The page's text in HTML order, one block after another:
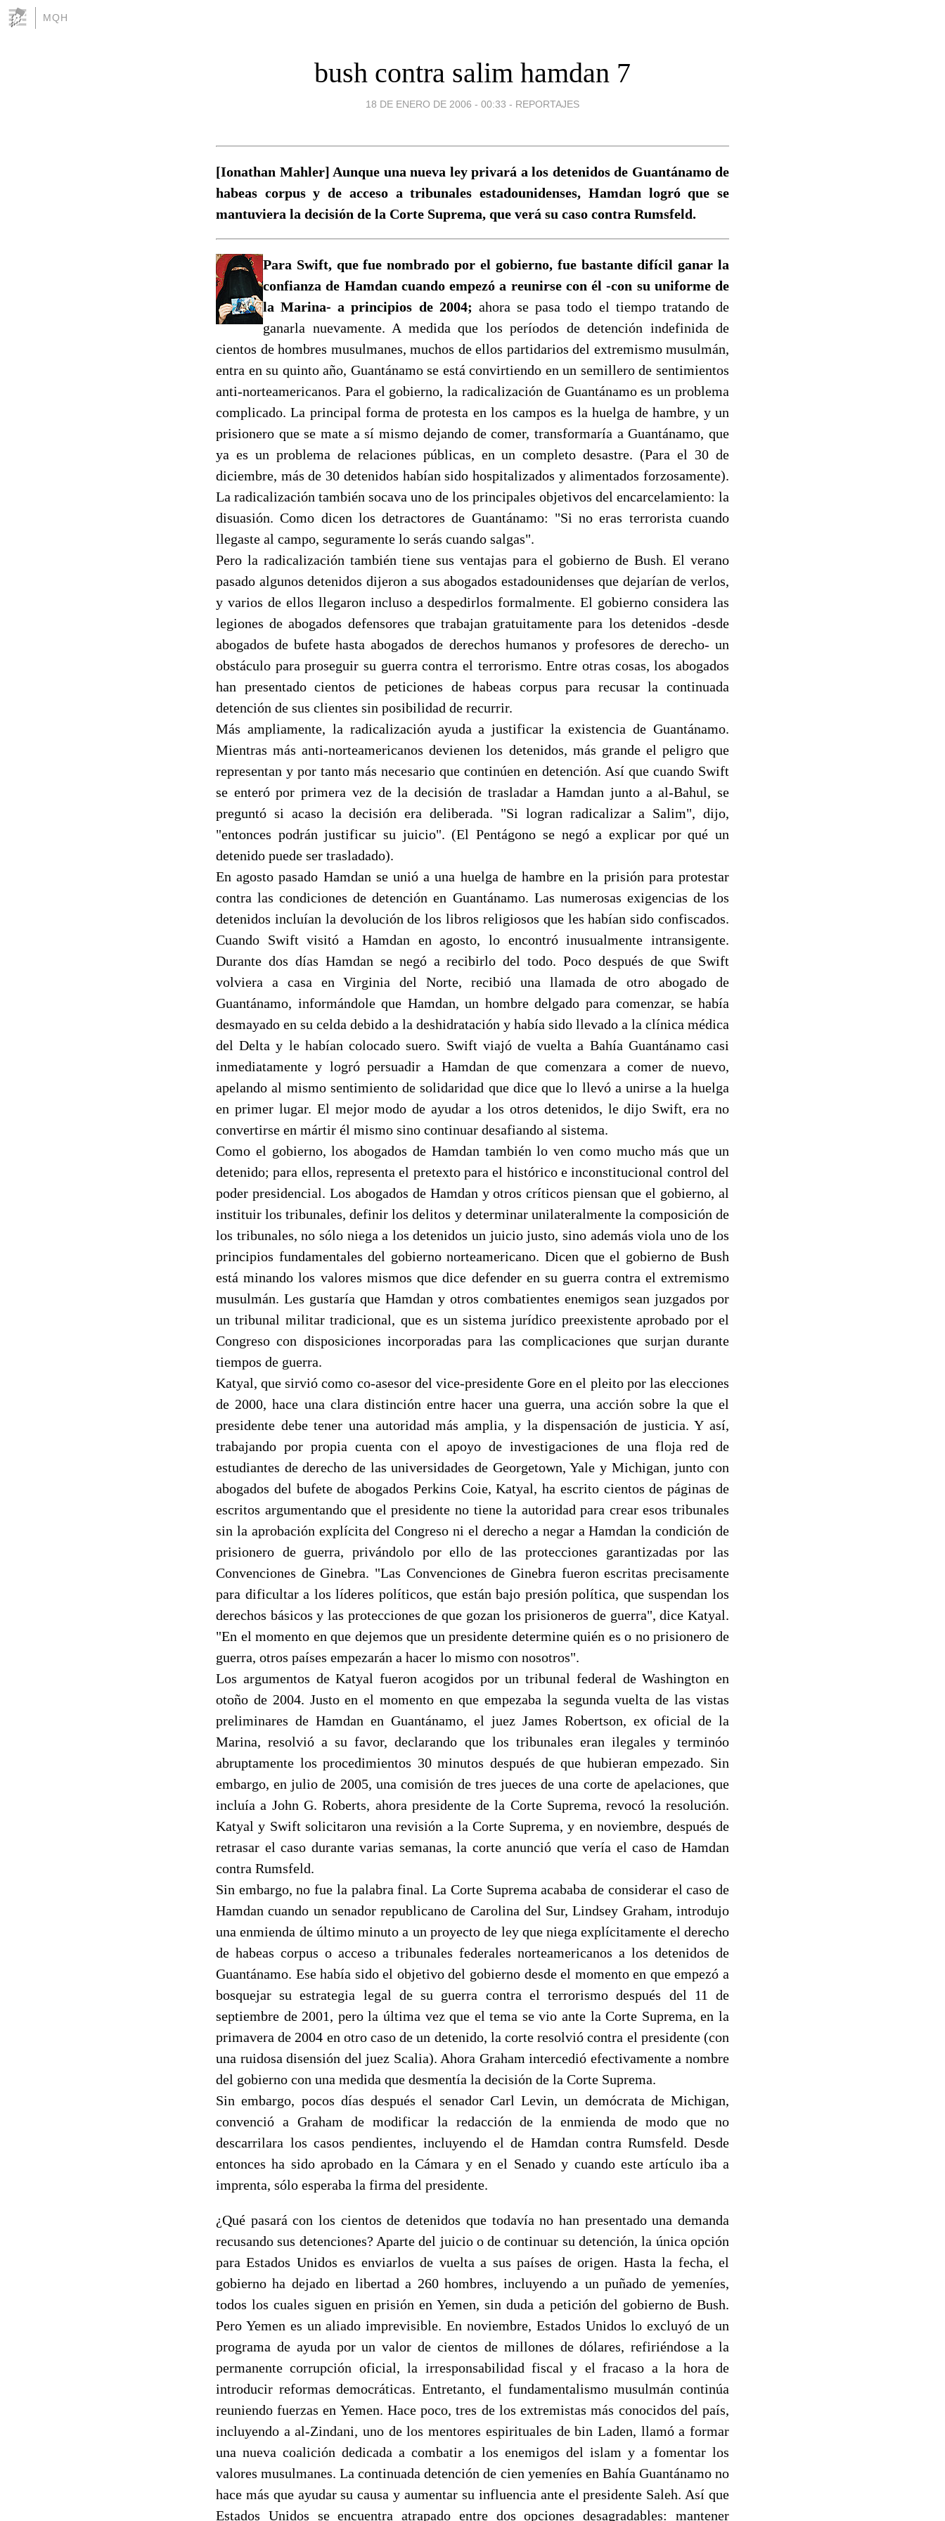
MQH
bush contra salim hamdan 7
18 DE ENERO DE 2006 - 00:33 - REPORTAJES
[Ionathan Mahler] Aunque una nueva ley privará a los detenidos de Guantánamo de
habeas corpus y de acceso a tribunales estadounidenses, Hamdan logró que se
mantuviera la decisión de la Corte Suprema, que verá su caso contra Rumsfeld.
Para Swift, que fue nombrado por el gobierno, fue bastante difícil ganar la
confianza de Hamdan cuando empezó a reunirse con él -con su uniforme de
la Marina- a principios de 2004; ahora se pasa todo el tiempo tratando de
ganarla nuevamente. A medida que los períodos de detención indefinida de
cientos de hombres musulmanes, muchos de ellos partidarios del extremismo musulmán,
entra en su quinto año, Guantánamo se está convirtiendo en un semillero de sentimientos
anti-norteamericanos. Para el gobierno, la radicalización de Guantánamo es un problema
complicado. La principal forma de protesta en los campos es la huelga de hambre, y un
prisionero que se mate a sí mismo dejando de comer, transformaría a Guantánamo, que
ya es un problema de relaciones públicas, en un completo desastre. (Para el 30 de
diciembre, más de 30 detenidos habían sido hospitalizados y alimentados forzosamente).
La radicalización también socava uno de los principales objetivos del encarcelamiento: la
disuasión. Como dicen los detractores de Guantánamo: "Si no eras terrorista cuando
llegaste al campo, seguramente lo serás cuando salgas".
Pero la radicalización también tiene sus ventajas para el gobierno de Bush. El verano
pasado algunos detenidos dijeron a sus abogados estadounidenses que dejarían de verlos,
y varios de ellos llegaron incluso a despedirlos formalmente. El gobierno considera las
legiones de abogados defensores que trabajan gratuitamente para los detenidos -desde
abogados de bufete hasta abogados de derechos humanos y profesores de derecho- un
obstáculo para proseguir su guerra contra el terrorismo. Entre otras cosas, los abogados
han presentado cientos de peticiones de habeas corpus para recusar la continuada
detención de sus clientes sin posibilidad de recurrir.
Más ampliamente, la radicalización ayuda a justificar la existencia de Guantánamo.
Mientras más anti-norteamericanos devienen los detenidos, más grande el peligro que
representan y por tanto más necesario que continúen en detención. Así que cuando Swift
se enteró por primera vez de la decisión de trasladar a Hamdan junto a al-Bahul, se
preguntó si acaso la decisión era deliberada. "Si logran radicalizar a Salim", dijo,
"entonces podrán justificar su juicio". (El Pentágono se negó a explicar por qué un
detenido puede ser trasladado).
En agosto pasado Hamdan se unió a una huelga de hambre en la prisión para protestar
contra las condiciones de detención en Guantánamo. Las numerosas exigencias de los
detenidos incluían la devolución de los libros religiosos que les habían sido confiscados.
Cuando Swift visitó a Hamdan en agosto, lo encontró inusualmente intransigente.
Durante dos días Hamdan se negó a recibirlo del todo. Poco después de que Swift
volviera a casa en Virginia del Norte, recibió una llamada de otro abogado de
Guantánamo, informándole que Hamdan, un hombre delgado para comenzar, se había
desmayado en su celda debido a la deshidratación y había sido llevado a la clínica médica
del Delta y le habían colocado suero. Swift viajó de vuelta a Bahía Guantánamo casi
inmediatamente y logró persuadir a Hamdan de que comenzara a comer de nuevo,
apelando al mismo sentimiento de solidaridad que dice que lo llevó a unirse a la huelga
en primer lugar. El mejor modo de ayudar a los otros detenidos, le dijo Swift, era no
convertirse en mártir él mismo sino continuar desafiando al sistema.
Como el gobierno, los abogados de Hamdan también lo ven como mucho más que un
detenido; para ellos, representa el pretexto para el histórico e inconstitucional control del
poder presidencial. Los abogados de Hamdan y otros críticos piensan que el gobierno, al
instituir los tribunales, definir los delitos y determinar unilateralmente la composición de
los tribunales, no sólo niega a los detenidos un juicio justo, sino además viola uno de los
principios fundamentales del gobierno norteamericano. Dicen que el gobierno de Bush
está minando los valores mismos que dice defender en su guerra contra el extremismo
musulmán. Les gustaría que Hamdan y otros combatientes enemigos sean juzgados por
un tribunal militar tradicional, que es un sistema jurídico preexistente aprobado por el
Congreso con disposiciones incorporadas para las complicaciones que surjan durante
tiempos de guerra.
Katyal, que sirvió como co-asesor del vice-presidente Gore en el pleito por las elecciones
de 2000, hace una clara distinción entre hacer una guerra, una acción sobre la que el
presidente debe tener una autoridad más amplia, y la dispensación de justicia. Y así,
trabajando por propia cuenta con el apoyo de investigaciones de una floja red de
estudiantes de derecho de las universidades de Georgetown, Yale y Michigan, junto con
abogados del bufete de abogados Perkins Coie, Katyal, ha escrito cientos de páginas de
escritos argumentando que el presidente no tiene la autoridad para crear esos tribunales
sin la aprobación explícita del Congreso ni el derecho a negar a Hamdan la condición de
prisionero de guerra, privándolo por ello de las protecciones garantizadas por las
Convenciones de Ginebra. "Las Convenciones de Ginebra fueron escritas precisamente
para dificultar a los líderes políticos, que están bajo presión política, que suspendan los
derechos básicos y las protecciones de que gozan los prisioneros de guerra", dice Katyal.
"En el momento en que dejemos que un presidente determine quién es o no prisionero de
guerra, otros países empezarán a hacer lo mismo con nosotros".
Los argumentos de Katyal fueron acogidos por un tribunal federal de Washington en
otoño de 2004. Justo en el momento en que empezaba la segunda vuelta de las vistas
preliminares de Hamdan en Guantánamo, el juez James Robertson, ex oficial de la
Marina, resolvió a su favor, declarando que los tribunales eran ilegales y terminóo
abruptamente los procedimientos 30 minutos después de que hubieran empezado. Sin
embargo, en julio de 2005, una comisión de tres jueces de una corte de apelaciones, que
incluía a John G. Roberts, ahora presidente de la Corte Suprema, revocó la resolución.
Katyal y Swift solicitaron una revisión a la Corte Suprema, y en noviembre, después de
retrasar el caso durante varias semanas, la corte anunció que vería el caso de Hamdan
contra Rumsfeld.
Sin embargo, no fue la palabra final. La Corte Suprema acababa de considerar el caso de
Hamdan cuando un senador republicano de Carolina del Sur, Lindsey Graham, introdujo
una enmienda de último minuto a un proyecto de ley que niega explícitamente el derecho
de habeas corpus o acceso a tribunales federales norteamericanos a los detenidos de
Guantánamo. Ese había sido el objetivo del gobierno desde el momento en que empezó a
bosquejar su estrategia legal de su guerra contra el terrorismo después del 11 de
septiembre de 2001, pero la última vez que el tema se vio ante la Corte Suprema, en la
primavera de 2004 en otro caso de un detenido, la corte resolvió contra el presidente (con
una ruidosa disensión del juez Scalia). Ahora Graham intercedió efectivamente a nombre
del gobierno con una medida que desmentía la decisión de la Corte Suprema.
Sin embargo, pocos días después el senador Carl Levin, un demócrata de Michigan,
convenció a Graham de modificar la redacción de la enmienda de modo que no
descarrilara los casos pendientes, incluyendo el de Hamdan contra Rumsfeld. Desde
entonces ha sido aprobado en la Cámara y en el Senado y cuando este artículo iba a
imprenta, sólo esperaba la firma del presidente.
¿Qué pasará con los cientos de detenidos que todavía no han presentado una demanda
recusando sus detenciones? Aparte del juicio o de continuar su detención, la única opción
para Estados Unidos es enviarlos de vuelta a sus países de origen. Hasta la fecha, el
gobierno ha dejado en libertad a 260 hombres, incluyendo a un puñado de yemeníes,
todos los cuales siguen en prisión en Yemen, sin duda a petición del gobierno de Bush.
Pero Yemen es un aliado imprevisible. En noviembre, Estados Unidos lo excluyó de un
programa de ayuda por un valor de cientos de millones de dólares, refiriéndose a la
permanente corrupción oficial, la irresponsabilidad fiscal y el fracaso a la hora de
introducir reformas democráticas. Entretanto, el fundamentalismo musulmán continúa
reuniendo fuerzas en Yemen. Hace poco, tres de los extremistas más conocidos del país,
incluyendo a al-Zindani, uno de los mentores espirituales de bin Laden, llamó a formar
una nueva coalición dedicada a combatir a los enemigos del islam y a fomentar los
valores musulmanes. La continuada detención de cien yemeníes en Bahía Guantánamo no
hace más que ayudar su causa y aumentar su influencia ante el presidente Saleh. Así que
Estados Unidos se encuentra atrapado entre dos opciones desagradables: mantener